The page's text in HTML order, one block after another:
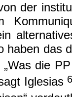
der
haben das
„Was die
Iglesias 6